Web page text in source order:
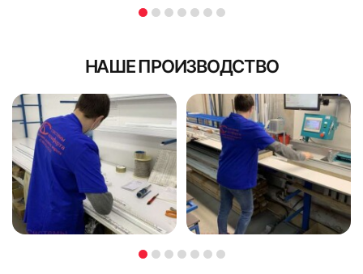
НАШЕ ПРОИЗВОДСТВО